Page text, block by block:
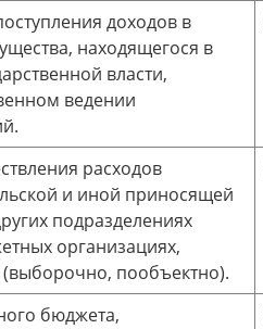
доходов в
находящегося в
власти,
ведении
расходов
и иной приносящей
подразделениях
организациях,
пообъектно).
бюджета,